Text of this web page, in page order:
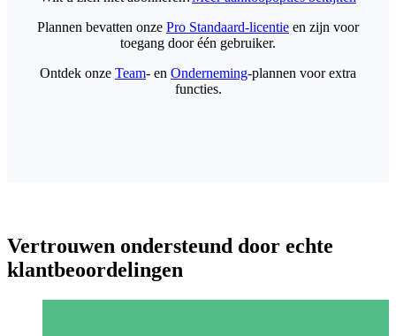
Plannen bevatten onze Pro Standaard-licentie en zijn voor
toegang door één gebruiker.
Ontdek onze Team- en Onderneming-plannen voor extra
functies.
Vertrouwen ondersteund door echte
klantbeoordelingen